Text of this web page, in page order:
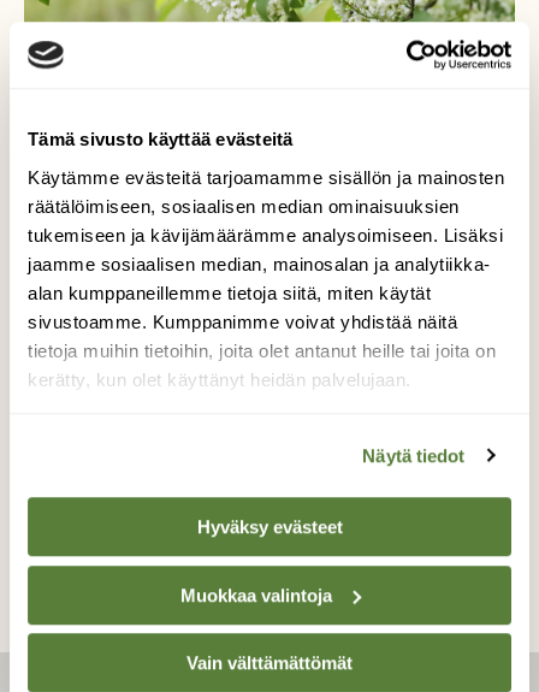
Tämä sivusto käyttää evästeitä
Käytämme evästeitä tarjoamamme sisällön ja mainosten
räätälöimiseen, sosiaalisen median ominaisuuksien
tukemiseen ja kävijämäärämme analysoimiseen. Lisäksi
jaamme sosiaalisen median, mainosalan ja analytiikka-
alan kumppaneillemme tietoja siitä, miten käytät
sivustoamme. Kumppanimme voivat yhdistää näitä
tietoja muihin tietoihin, joita olet antanut heille tai joita on
kerätty, kun olet käyttänyt heidän palvelujaan.
Näytä tiedot
Hyväksy evästeet
Muokkaa valintoja
Vain välttämättömät
Huumaavaa tuoksua
Tuomet kukkivat valkoisenaan
Valokuvaaja: Irja Lehtinen, Tampere 24.5.2020
TAKAISIN LISTAAN